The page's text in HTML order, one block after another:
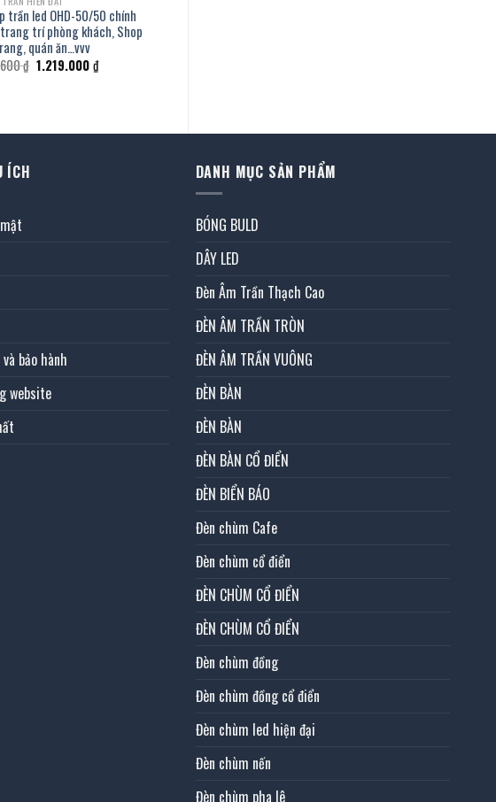
trần led OHD-50/50 chính
trí phòng khách, Shop
quán ăn…vvv
₫ Giá
gốc
1.219.000₫Giá
hiện
ÍCH
bảo hành
website
DANH MỤC SẢN PHẨM
BÓNG BULD
DÂY LED
Đèn Âm Trần Thạch Cao
ĐÈN ÂM TRẦN TRÒN
ĐÈN ÂM TRẦN VUÔNG
ĐÈN BÀN
ĐÈN BÀN
ĐÈN BÀN CỔ ĐIỂN
ĐÈN BIỂN BÁO
Đèn chùm Cafe
Đèn chùm cổ điển
ĐÈN CHÙM CỔ ĐIỂN
ĐÈN CHÙM CỔ ĐIỂN
Đèn chùm đồng
Đèn chùm đồng cổ điển
Đèn chùm led hiện đại
Đèn chùm nến
Đèn chùm pha lê